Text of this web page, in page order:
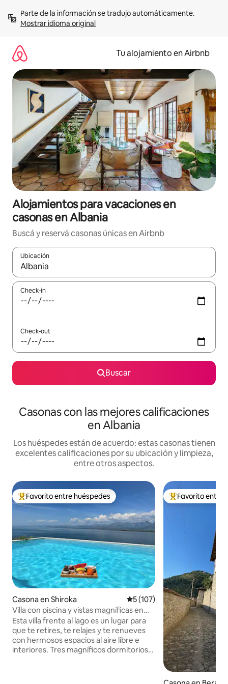
contenidoMostrar idioma original
Tu alojamiento en Airbnb
Alojamientos para vacaciones en
casonas en Albania
Buscá y reservá casonas únicas en Airbnb
Ubicación
Cuando los resultados estén disponibles, navegá con las
Check-in
Check-out
Buscar
Casonas con las mejores calificaciones
en Albania
Los huéspedes están de acuerdo: estas casonas tienen
excelentes calificaciones por su ubicación y limpieza,
entre otros aspectos.
Favorito entre los huéspedes más destacados
Favorito entre huéspedes
Casona en Shiroka Calificación promedio: 5 de
5 (107)
Villa con piscina y vistas magníficas en
Lake Breeze
Esta villa frente al lago es un lugar para
que te retires, te relajes y te renueves
con hermosos espacios al aire libre e
interiores. Tres magníficos dormitorios
Favorito entre
Favorito entre